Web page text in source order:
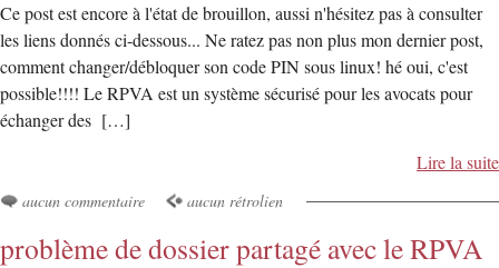
Ce post est encore à l'état de brouillon, aussi n'hésitez pas à consulter
les liens donnés ci-dessous... Ne ratez pas non plus mon dernier post,
comment changer/débloquer son code PIN sous linux! hé oui, c'est
possible!!!! Le RPVA est un système sécurisé pour les avocats pour
échanger des […]
Lire la suite
aucun commentaire aucun rétrolien
problème de dossier partagé avec le RPVA